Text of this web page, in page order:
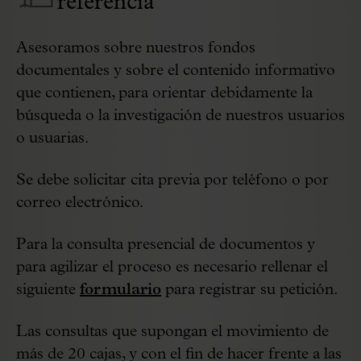
Asesoramos sobre nuestros fondos
documentales y sobre el contenido informativo
que contienen, para orientar debidamente la
búsqueda o la investigación de nuestros usuarios
o usuarias.
Se debe solicitar cita previa por teléfono o por
correo electrónico.
Para la consulta presencial de documentos y
para agilizar el proceso es necesario rellenar el
siguiente formulario para registrar su petición.
Las consultas que supongan el movimiento de
más de 20 cajas, y con el fin de hacer frente a las